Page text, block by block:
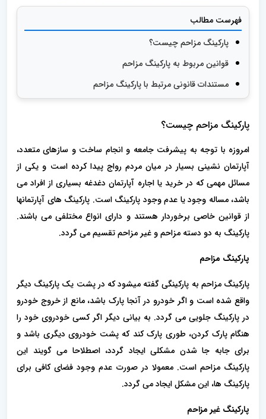
فهرست مطالب
پارکینگ مزاحم چیست؟
قوانین مربوط به پارکینگ مزاحم
مستندات قانونی مرتبط با پارکینگ مزاحم
پارکینگ مزاحم چیست؟
امروزه با توجه به پیشرفت جامعه و انجام ساخت و سازهای متعدد،
آپارتمان نشینی بسیار در میان مردم رواج پیدا کرده است و یکی از
مسائل مهمی که در خرید یا اجاره آپارتمان دغدغه بسیاری از افراد می
باشد، مساله وجود یا عدم وجود پارکینگ است. پارکینگ های آپارتمانها
از قوانین خاصی برخوردار هستند و دارای انواع مختلفی می باشند.
پارکینگ به دو دسته مزاحم و غیر مزاحم تقسیم می گردد.
پارکینگ مزاحم
پارکینگ مزاحم به پارکینگی گفته میشود که در پشت یک پارکینگ دیگر
واقع شده است و اگر خودرو در آنجا پارک باشد، مانع از خروج خودرو
در پارکینگ جلویی می گردد. به بیانی دیگر اگر کسی خودروی خود را
هنگام پارک کردن، طوری پارک کند که پشت خودروی دیگری باشد و
برای جابه جا شدن مشکلی ایجاد گردد، اصطلاحا می گویند این
پارکینگ مزاحم است. معمولا در صورت عدم وجود فضای کافی برای
پارکینگ ها، این مشکل ایجاد می گردد.
پارکینگ غیر مزاحم